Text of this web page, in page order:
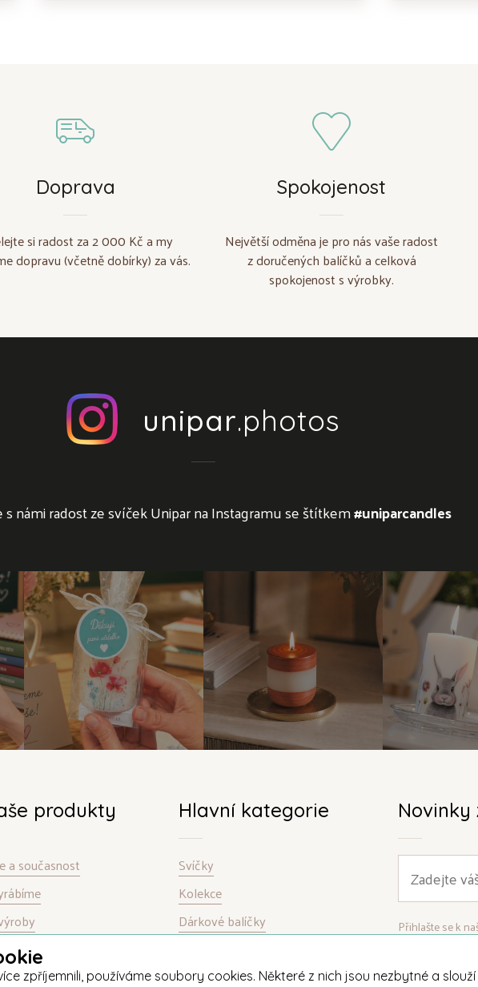
Doprava
si radost za 2 000 Kč a my
dopravu (včetně dobírky) za vás.
Spokojenost
Největší odměna je pro nás vaše radost
z doručených balíčků a celková
spokojenost s výrobky.
unipar.photos
námi radost ze svíček Unipar na Instagramu se štítkem#uniparcandles
produkty
a současnost
Hlavní kategorie
Svíčky
Kolekce
Dárkové balíčky
Novinky
Přihlašte se k
zpříjemnili, používáme soubory cookies. Některé z nich jsou nezbytné a